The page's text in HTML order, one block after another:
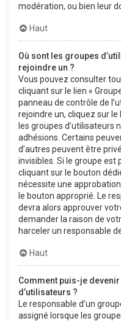
modération, ou bien leur
Haut
Où sont les groupes
rejoindre un ?
Vous pouvez consulter
cliquant sur le lien «
panneau de contrôle de
rejoindre un, cliquez sur
les groupes d’utilisateurs
adhésions. Certains
d’autres peuvent être
invisibles. Si le groupe est
cliquant sur le bouton
nécessite une
le bouton approprié. Le
devra alors approuver
demander la raison de
harceler un responsable
Haut
Comment puis-je
d’utilisateurs ?
Le responsable d’un
assigné lorsque les